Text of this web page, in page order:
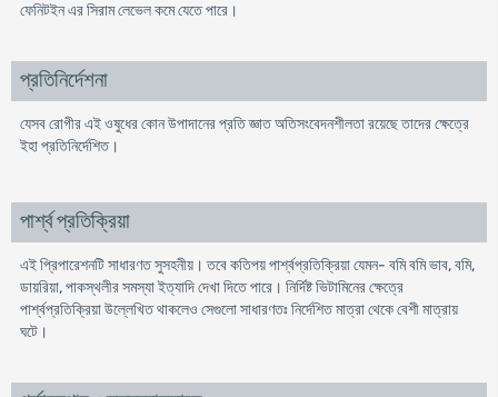
ফেনিটইন এর সিরাম লেভেল কমে যেতে পারে।
প্রতিনির্দেশনা
যেসব রোগীর এই ওষুধের কোন উপাদানের প্রতি জ্ঞাত অতিসংবেদনশীলতা রয়েছে তাদের ক্ষেত্রে
ইহা প্রতিনির্দেশিত।
পার্শ্ব প্রতিক্রিয়া
এই প্রিপারেশনটি সাধারণত সুসহনীয়। তবে কতিপয় পার্শ্বপ্রতিক্রিয়া যেমন- বমি বমি ভাব, বমি,
ডায়রিয়া, পাকস্থলীর সমস্যা ইত্যাদি দেখা দিতে পারে। নির্দিষ্ট ভিটামিনের ক্ষেত্রে
পার্শ্বপ্রতিক্রিয়া উল্লেখিত থাকলেও সেগুলো সাধারণতঃ নির্দেশিত মাত্রা থেকে বেশী মাত্রায়
ঘটে।